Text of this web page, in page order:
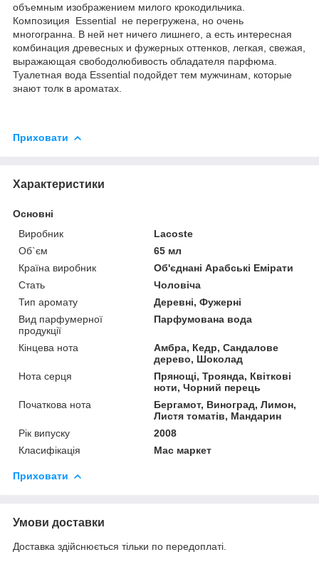
объемным изображением милого крокодильчика.
Композиция Essential не перегружена, но очень
многогранна. В ней нет ничего лишнего, а есть интересная
комбинация древесных и фужерных оттенков, легкая, свежая,
выражающая свободолюбивость обладателя парфюма.
Туалетная вода Essential подойдет тем мужчинам, которые
знают толк в ароматах.
Приховати
Характеристики
Основні
Виробник
Lacoste
Об`єм
65 мл
Країна виробник
Об'єднані Арабські Емірати
Стать
Чоловіча
Тип аромату
Деревні, Фужерні
Вид парфумерної
продукції
Парфумована вода
Кінцева нота
Амбра, Кедр, Сандалове
дерево, Шоколад
Нота серця
Прянощі, Троянда, Квіткові
ноти, Чорний перець
Початкова нота
Бергамот, Виноград, Лимон,
Листя томатів, Мандарин
Рік випуску
2008
Класифікація
Мас маркет
Приховати
Умови доставки
Доставка здійснюється тільки по передоплаті.